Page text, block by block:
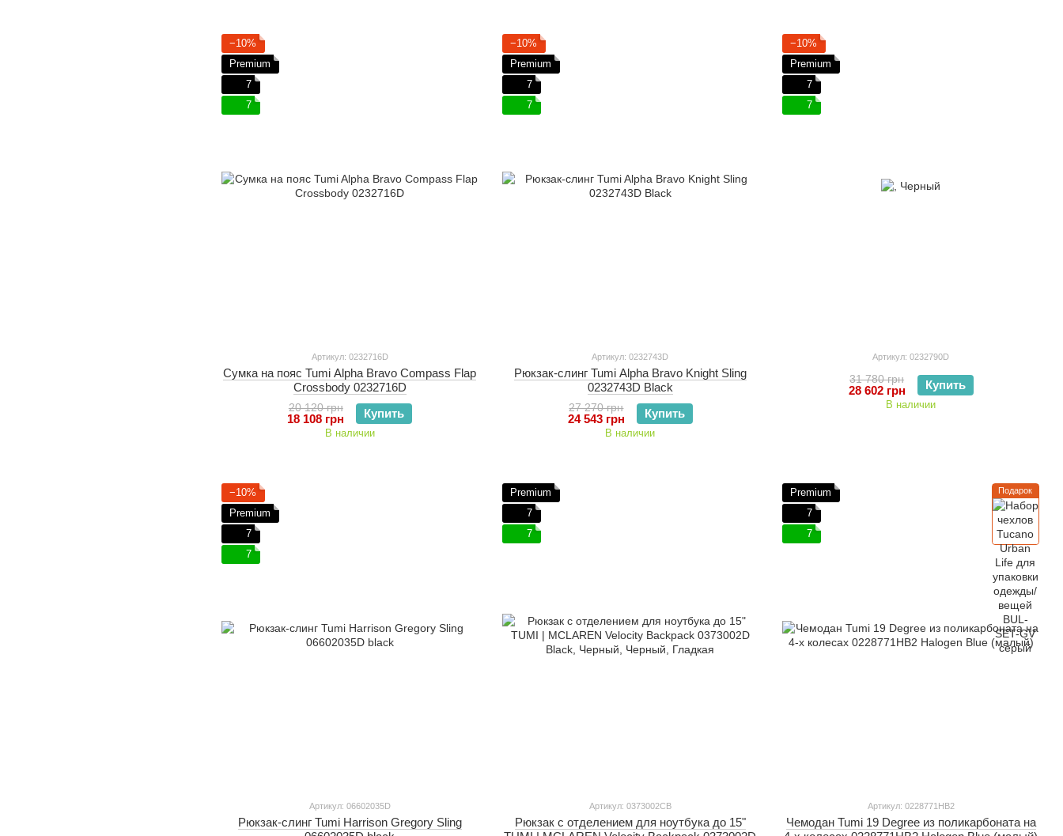
−10%
Premium
7
7
Артикул: 0232716D
Сумка на пояс Tumi Alpha Bravo Compass Flap
Crossbody 0232716D
20 120 грн
18 108 грн Купить
В наличии
−10%
Premium
7
7
Артикул: 0232743D
Рюкзак-слинг Tumi Alpha Bravo Knight Sling
0232743D Black
27 270 грн
24 543 грн Купить
В наличии
−10%
Premium
7
7
Артикул: 0232790D
31 780 грн
28 602 грн Купить
В наличии
−10%
Premium
7
7
Артикул: 06602035D
Рюкзак-слинг Tumi Harrison Gregory Sling
Premium
7
7
Артикул: 0373002CB
Рюкзак с отделением для ноутбука до 15"
Подарок
Premium
7
7
Артикул: 0228771HB2
Чемодан Tumi 19 Degree из поликарбоната на